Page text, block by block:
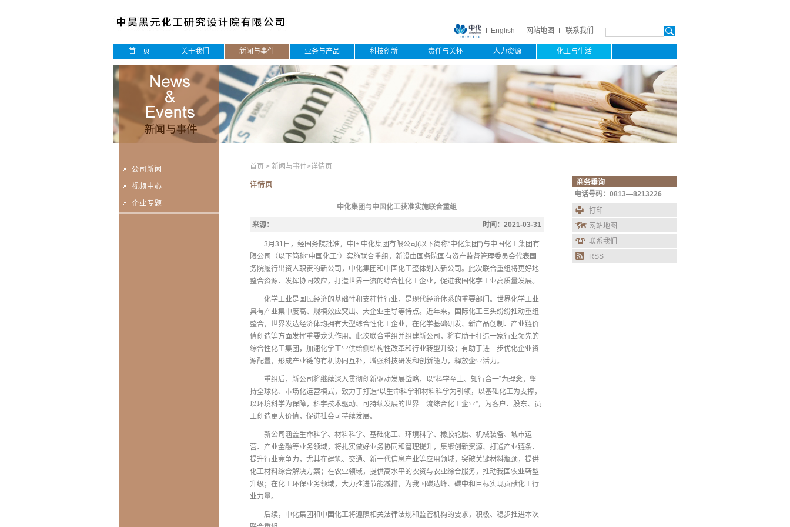
English 网站地图 联系我们
首 页 关于我们 新闻与事件 业务与产品 科技创新 责任与关怀 人力资源 化工与生活
公司新闻
视频中心
企业专题
首页 > 新闻与事件>详情页
详情页
中化集团与中国化工获准实施联合重组
来源： 时间： 2021-03-31
3月31日，经国务院批准，中国中化集团有限公司(以下简称“中化集团”)与中国化工集团有
限公司（以下简称“中国化工”）实施联合重组，新设由国务院国有资产监督管理委员会代表国
务院履行出资人职责的新公司，中化集团和中国化工整体划入新公司。此次联合重组将更好地
整合资源、发挥协同效应，打造世界一流的综合性化工企业，促进我国化学工业高质量发展。
化学工业是国民经济的基础性和支柱性行业，是现代经济体系的重要部门。世界化学工业
具有产业集中度高、规模效应突出、大企业主导等特点。近年来，国际化工巨头纷纷推动重组
整合，世界发达经济体均拥有大型综合性化工企业，在化学基础研发、新产品创制、产业链价
值创造等方面发挥重要龙头作用。此次联合重组并组建新公司，将有助于打造一家行业领先的
综合性化工集团，加速化学工业供给侧结构性改革和行业转型升级；有助于进一步优化企业资
源配置，形成产业链的有机协同互补，增强科技研发和创新能力，释放企业活力。
重组后，新公司将继续深入贯彻创新驱动发展战略，以“科学至上、知行合一”为理念，坚
持全球化、市场化运营模式，致力于打造“以生命科学和材料科学为引领，以基础化工为支撑，
以环境科学为保障，科学技术驱动、可持续发展的世界一流综合化工企业”，为客户、股东、员
工创造更大价值，促进社会可持续发展。
新公司涵盖生命科学、材料科学、基础化工、环境科学、橡胶轮胎、机械装备、城市运
营、产业金融等业务领域，将扎实做好业务协同和管理提升，集聚创新资源、打通产业链条、
提升行业竞争力，尤其在建筑、交通、新一代信息产业等应用领域，突破关键材料瓶颈，提供
化工材料综合解决方案；在农业领域，提供高水平的农资与农业综合服务，推动我国农业转型
升级；在化工环保业务领域，大力推进节能减排，为我国碳达峰、碳中和目标实现贡献化工行
业力量。
后续，中化集团和中国化工将遵照相关法律法规和监管机构的要求，积极、稳步推进本次
商务垂询
电话号码：0813—8213226
打印
网站地图
联系我们
RSS